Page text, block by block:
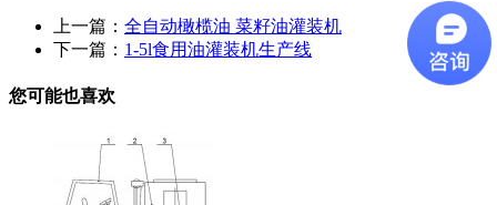
上一篇： 全自动橄榄油 菜籽油灌装机
下一篇： 1-5l食用油灌装机生产线
您可能也喜欢